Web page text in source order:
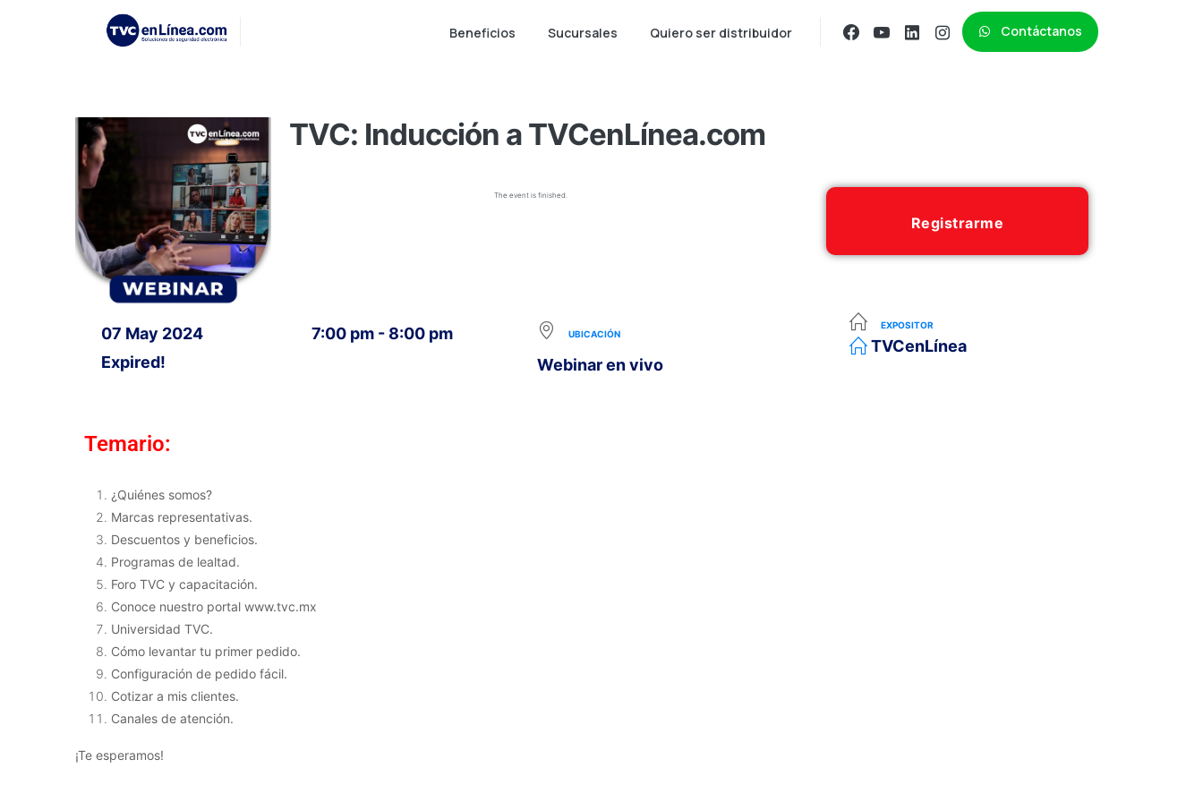
Beneficios Sucursales Quiero ser distribuidor Contáctanos
TVC: Inducción a TVCenLínea.com
The event is finished.
Registrarme
07 May 2024
Expired!
7:00 pm - 8:00 pm UBICACIÓN
Webinar en vivo
EXPOSITOR
TVCenLínea
Temario:
¿Quiénes somos?
Marcas representativas.
Descuentos y beneficios.
Programas de lealtad.
Foro TVC y capacitación.
Conoce nuestro portal www.tvc.mx
Universidad TVC.
Cómo levantar tu primer pedido.
Configuración de pedido fácil.
Cotizar a mis clientes.
Canales de atención.
¡Te esperamos!